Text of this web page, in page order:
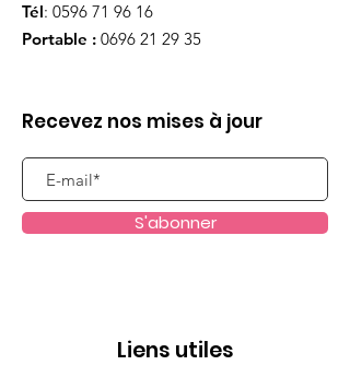
Tél: 0596 71 96 16
Portable : 0696 21 29 35
Recevez nos mises à jour
S'abonner
Liens utiles